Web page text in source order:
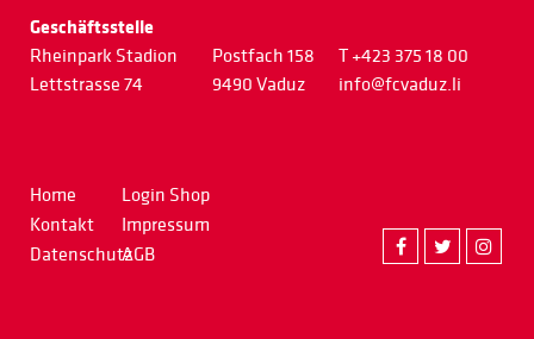
Geschäftsstelle
Rheinpark Stadion
Lettstrasse 74
Postfach 158
9490 Vaduz
T +423 375 18 00
info@fcvaduz.li
Home
Kontakt
Datenschutz
Login Shop
Impressum
AGB